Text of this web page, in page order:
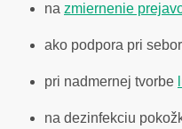
na zmiernenie
ako podpora pri
pri nadmernej tvorbe
na dezinfekciu